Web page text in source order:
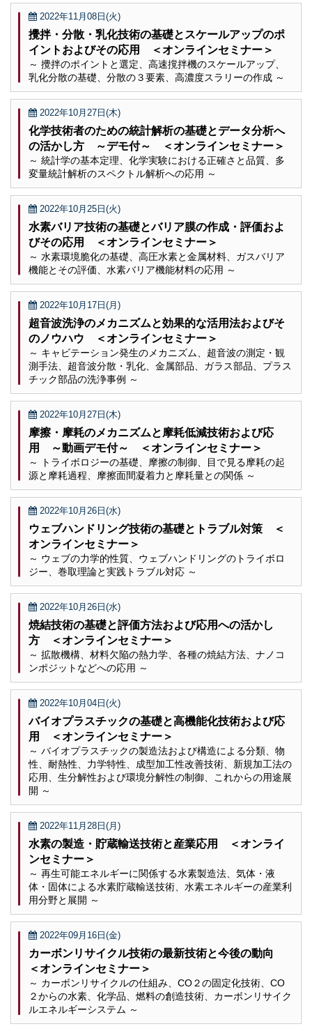
2022年11月08日(火)
攪拌・分散・乳化技術の基礎とスケールアップのポ
イントおよびその応用 ＜オンラインセミナー＞
～ 攪拌のポイントと選定、高速撹拌機のスケールアップ、
乳化分散の基礎、分散の３要素、高濃度スラリーの作成 ～
2022年10月27日(木)
化学技術者のための統計解析の基礎とデータ分析へ
の活かし方 ～デモ付～ ＜オンラインセミナー＞
～ 統計学の基本定理、化学実験における正確さと品質、多
変量統計解析のスペクトル解析への応用 ～
2022年10月25日(火)
水素バリア技術の基礎とバリア膜の作成・評価およ
びその応用 ＜オンラインセミナー＞
～ 水素環境脆化の基礎、高圧水素と金属材料、ガスバリア
機能とその評価、水素バリア機能材料の応用 ～
2022年10月17日(月)
超音波洗浄のメカニズムと効果的な活用法およびそ
のノウハウ ＜オンラインセミナー＞
～ キャビテーション発生のメカニズム、超音波の測定・観
測手法、超音波分散・乳化、金属部品、ガラス部品、プラス
チック部品の洗浄事例 ～
2022年10月27日(木)
摩擦・摩耗のメカニズムと摩耗低減技術および応
用 ～動画デモ付～ ＜オンラインセミナー＞
～ トライボロジーの基礎、摩擦の制御、目で見る摩耗の起
源と摩耗過程、摩擦面間凝着力と摩耗量との関係 ～
2022年10月26日(水)
ウェブハンドリング技術の基礎とトラブル対策 ＜
オンラインセミナー＞
～ ウェブの力学的性質、ウェブハンドリングのトライボロ
ジー、巻取理論と実践トラブル対応 ～
2022年10月26日(水)
焼結技術の基礎と評価方法および応用への活かし
方 ＜オンラインセミナー＞
～ 拡散機構、材料欠陥の熱力学、各種の焼結方法、ナノコ
ンポジットなどへの応用 ～
2022年10月04日(火)
バイオプラスチックの基礎と高機能化技術および応
用 ＜オンラインセミナー＞
～ バイオプラスチックの製造法および構造による分類、物
性、耐熱性、力学特性、成型加工性改善技術、新規加工法の
応用、生分解性および環境分解性の制御、これからの用途展
開 ～
2022年11月28日(月)
水素の製造・貯蔵輸送技術と産業応用 ＜オンライ
ンセミナー＞
～ 再生可能エネルギーに関係する水素製造法、気体・液
体・固体による水素貯蔵輸送技術、水素エネルギーの産業利
用分野と展開 ～
2022年09月16日(金)
カーボンリサイクル技術の最新技術と今後の動向
＜オンラインセミナー＞
～ カーボンリサイクルの仕組み、CO２の固定化技術、CO
２からの水素、化学品、燃料の創造技術、カーボンリサイク
ルエネルギーシステム ～